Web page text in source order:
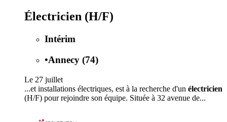
Électricien (H/F)
Intérim
•Annecy (74)
Le 27 juillet
...et installations électriques, est à la recherche d'un électricien
(H/F) pour rejoindre son équipe. Située à 32 avenue de...